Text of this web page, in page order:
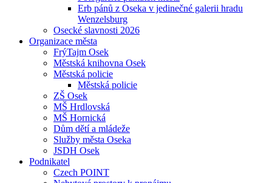
Erb pánů z Oseka v jedinečné galerii hradu
Wenzelsburg
Osecké slavnosti 2026
Organizace města
FrýTajm Osek
Městská knihovna Osek
Městská policie
Městská policie
ZŠ Osek
MŠ Hrdlovská
MŠ Hornická
Dům dětí a mládeže
Služby města Oseka
JSDH Osek
Podnikatel
Czech POINT